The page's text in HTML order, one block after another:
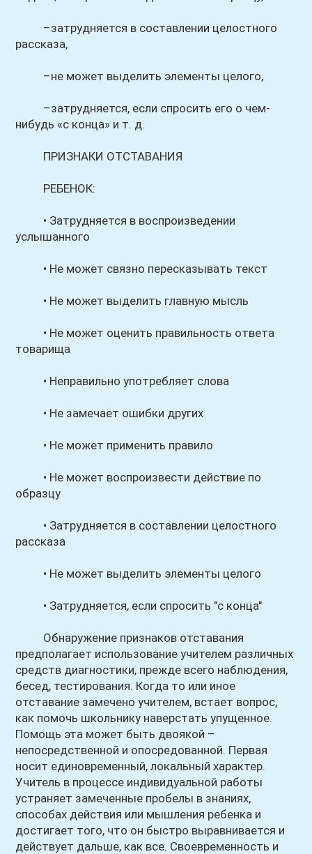
–затрудняется в составлении целостного
рассказа,
–не может выделить элементы целого,
–затрудняется, если спросить его о чем-
нибудь «с конца» и т. д.
ПРИЗНАКИ ОТСТАВАНИЯ
РЕБЕНОК:
• Затрудняется в воспроизведении
услышанного
• Не может связно пересказывать текст
• Не может выделить главную мысль
• Не может оценить правильность ответа
товарища
• Неправильно употребляет слова
• Не замечает ошибки других
• Не может применить правило
• Не может воспроизвести действие по
образцу
• Затрудняется в составлении целостного
рассказа
• Не может выделить элементы целого
• Затрудняется, если спросить "с конца"
Обнаружение признаков отставания
предполагает использование учителем различных
средств диагностики, прежде всего наблюдения,
бесед, тестирования. Когда то или иное
отставание замечено учителем, встает вопрос,
как помочь школьнику наверстать упущенное.
Помощь эта может быть двоякой –
непосредственной и опосредованной. Первая
носит единовременный, локальный характер.
Учитель в процессе индивидуальной работы
устраняет замеченные пробелы в знаниях,
способах действия или мышления ребенка и
достигает того, что он быстро выравнивается и
действует дальше, как все. Своевременность и